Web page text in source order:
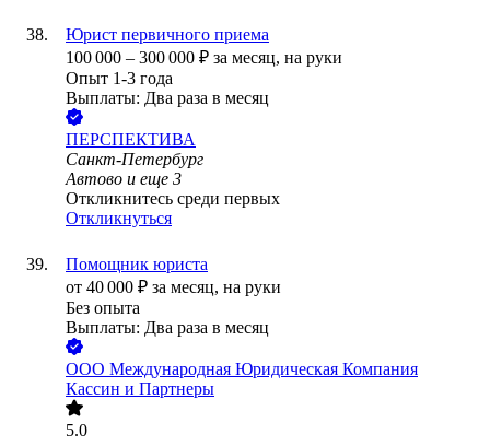
Юрист первичного приема
100 000 – 300 000 ₽ за месяц, на руки
Опыт 1-3 года
Выплаты: Два раза в месяц
ПЕРСПЕКТИВА
Санкт-Петербург
Автово и еще 3
Откликнитесь среди первых
Откликнуться
Помощник юриста
от 40 000 ₽ за месяц, на руки
Без опыта
Выплаты: Два раза в месяц
ООО Международная Юридическая Компания
Кассин и Партнеры
5.0